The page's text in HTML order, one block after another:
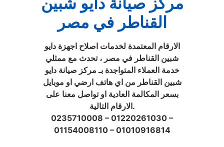
القناطر في مصر
الارقام المعتمدة لخدمات اصلاح اجهزة دايو
شبين القناطر في مصر ، تحدث مع ممثلي
خدمة العملاء المتواجدة بـ مركز صيانة دايو
شبين القناطر من اي هاتف ارضي او موبايل
بسعر المكالمة العادية او تواصل معنا على
الارقام التالية.
0235710008 – 01220261030 –
01154008110 – 01010916814